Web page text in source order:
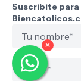
✕
Suscribite